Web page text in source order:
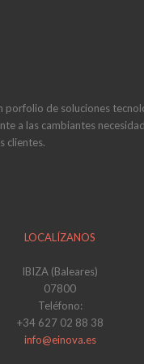
porfolio de soluciones
a las cambiantes
clientes.
LOCALÍZANOS
IBIZA (Baleares)
07800
Teléfono:
+34 627 02 88 38
info@einova.es